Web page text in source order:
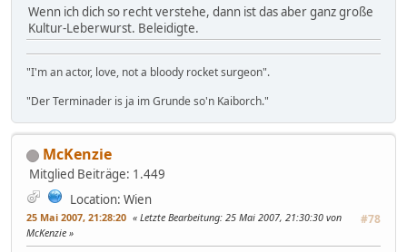
Wenn ich dich so recht verstehe, dann ist das aber ganz große
Kultur-Leberwurst. Beleidigte.
"I'm an actor, love, not a bloody rocket surgeon".
"Der Terminader is ja im Grunde so'n Kaiborch."
McKenzie
Mitglied Beiträge: 1.449
Location: Wien
25 Mai 2007, 21:28:20 #78
Letzte Bearbeitung: 25 Mai 2007, 21:30:30 von
McKenzie